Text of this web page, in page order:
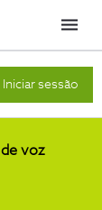
Menu
Iniciar sessão
voz